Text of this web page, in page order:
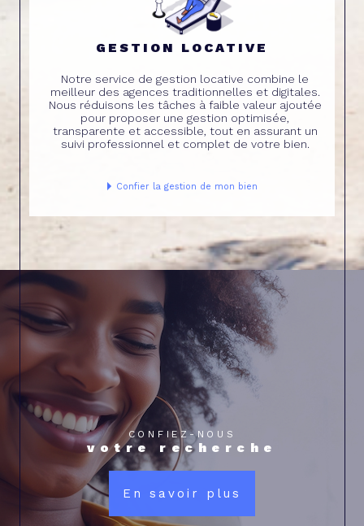
GESTION LOCATIVE
Notre service de gestion locative combine le
meilleur des agences traditionnelles et digitales.
Nous réduisons les tâches à faible valeur ajoutée
pour proposer une gestion optimisée,
transparente et accessible, tout en assurant un
suivi professionnel et complet de votre bien.
Confier la gestion de mon bien
CONFIEZ-NOUS
votre recherche
En savoir plus